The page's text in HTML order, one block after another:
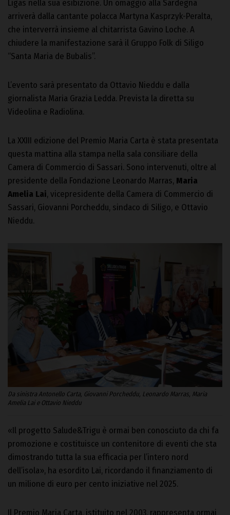
Ligas nella sua esibizione. Un omaggio alla Sardegna
arriverà dalla cantante polacca Martyna Kasprzyk-Peralta,
che interverrà insieme al chitarrista Gavino Loche. A
chiudere la manifestazione sarà il Gruppo Folk di Siligo
“Santa Maria de Bubalis”.
L’evento sarà presentato da Ottavio Nieddu e dalla
giornalista Maria Grazia Ledda. Prevista la diretta su
Videolina e Radiolina.
La XXIII edizione del Premio Maria Carta è stata presentata
questa mattina alla stampa nella sala consiliare della
Camera di Commercio di Sassari. Sono intervenuti, oltre al
presidente della Fondazione Leonardo Marras, Maria
Amelia Lai, vicepresidente della Camera di Commercio di
Sassari, Giovanni Porcheddu, sindaco di Siligo, e Ottavio
Nieddu.
Da sinistra Antonello Carta, Giovanni Porcheddu, Leonardo Marras, Maria
Amelia Lai e Ottavio Nieddu
«Il progetto Salude&Trigu è ormai ben conosciuto da chi fa
promozione e costituisce un contenitore di eventi che sta
dimostrando tutta la sua efficacia per l’intero nord
dell’isola», ha esordito Lai, ricordando il finanziamento di
un milione di euro per cento iniziative nel 2025.